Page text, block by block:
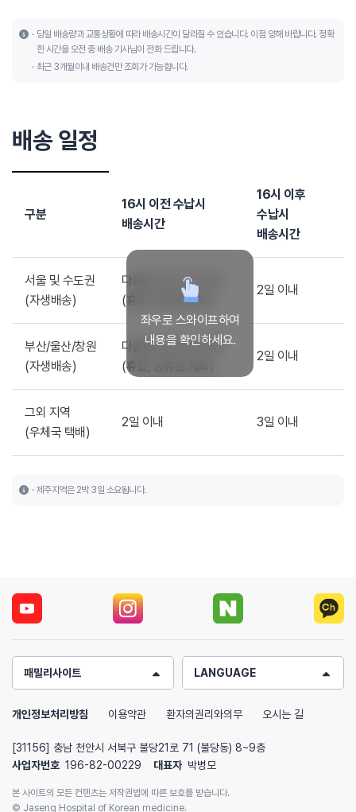
당일 배송량과 교통상황에 따라 배송시간이 달라질 수 있습니다. 이점 양해 바랍니다. 정확
한 시간을 오전 중 배송 기사님이 전화 드립니다.
최근 3개월이내 배송건만 조회가 가능합니다.
배송 일정
좌우로 스와이프하여
내용을 확인하세요.
구분
16시 이전 수납시
배송시간
16시 이후
수납시
배송시간
서울 및 수도권
(자생배송)
다음날 저녁 7시 이전
(휴일, 공휴일 제외)
2일 이내
부산/울산/창원
(자생배송)
다음날 저녁 7시 이전
(휴일, 공휴일 제외)
2일 이내
그외 지역
(우체국 택배)
2일 이내 3일 이내
제주지역은 2박 3일 소요됩니다.
패밀리사이트 LANGUAGE
개인정보처리방침 이용약관 환자의권리와의무 오시는 길
[31156] 충남 천안시 서북구 불당21로 71 (불당동) 8~9층
사업자번호 196-82-00229 대표자 박병모
본 사이트의 모든 컨텐츠는 저작권법에 따른 보호를 받습니다.
© Jaseng Hospital of Korean medicine.